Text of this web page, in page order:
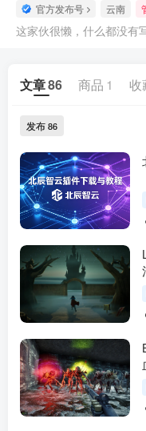
官方发布号 云南
这家伙很懒，什么都没有
文章86 商品 1 收
发布 86